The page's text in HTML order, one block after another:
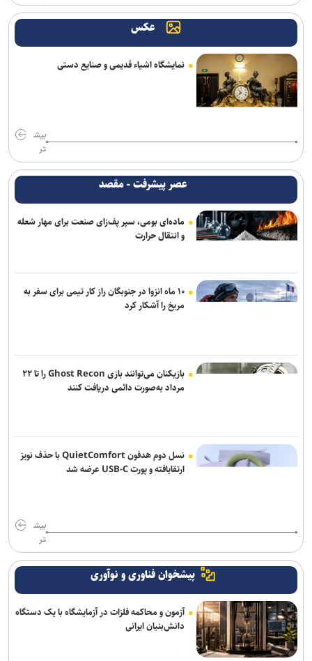
مدیرعامل صنعت‌نفت آبادان: پنجره نقل‌وانتقالاتی باشگاه باز است؛
برد دو رقمی پرسپولیس مقابل منتخب کرجی/ پاگشای شهرآبادی با ۶ گل
محبی: مطمئنم امسال سال خوبی برای پیکان می‌شود/ شاگرد الهامی در
کریمی: تصمیم جدایی ربیعی به مرور زمان گرفته شد/ دیشب با نکونام
صحبت کردیم/ بیرانوند مشمول خدمت سربازی نیست
حریفان تیم ملی بسکتبال در بازی‌های آسیایی ناگویا مشخص شدند
برگزاری اولین جلسه نکونام و مدیرعامل تراکتور
عکس
نمایشگاه اشیاء قدیمی و صنایع دستی
بیش
تر
عصر پیشرفت - مقصد
ماده‌ای بومی، سپر پف‌زای صنعت برای مهار شعله
و انتقال حرارت
۱۰ ماه انزوا در جنوبگان راز کار تیمی برای سفر به
مریخ را آشکار کرد
بازیکنان می‌توانند بازی Ghost Recon را تا ۲۲
مرداد به‌صورت دائمی دریافت کنند
نسل دوم هدفون QuietComfort با حذف نویز
ارتقایافته و پورت USB-C عرضه شد
بیش
تر
پیشخوان فناوری و نوآوری
آزمون و محاکمه فلزات در آزمایشگاه با یک دستگاه
دانش‌بنیان ایرانی